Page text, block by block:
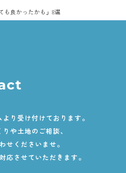
も良かったかも」8選
り受け付けております。
や土地のご相談、
せくださいませ。
応させていただきます。